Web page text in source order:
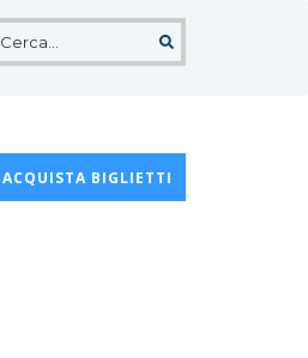
ACQUISTA BIGLIETTI